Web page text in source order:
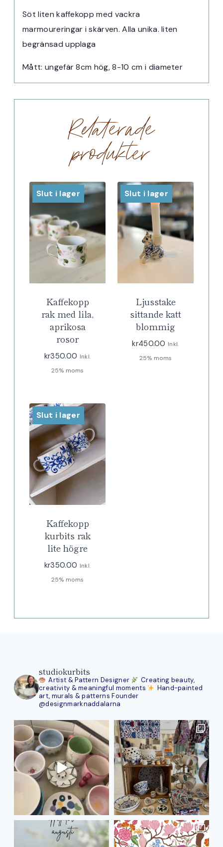
Söt liten kaffekopp med vackra
marmoureringar i skärven. Alla unika. liten
begränsad upplaga
Mått: ungefär 8cm hög, 8-10 cm i diameter
Relaterade
produkter
Slut i lager
Kaffekopp
rak med lila,
aprikosa
rosor
kr350.00 Inkl.
25% moms
Slut i lager
Ljusstake
sittande katt
blommig
kr450.00 Inkl.
25% moms
Slut i lager
Kaffekopp
kurbits rak
lite högre
kr350.00 Inkl.
25% moms
studiokurbits
Artist & Pattern Designer
Creating beauty,
creativity & meaningful moments
Hand-painted
art, murals & patterns Founder
@designmarknaddalarna